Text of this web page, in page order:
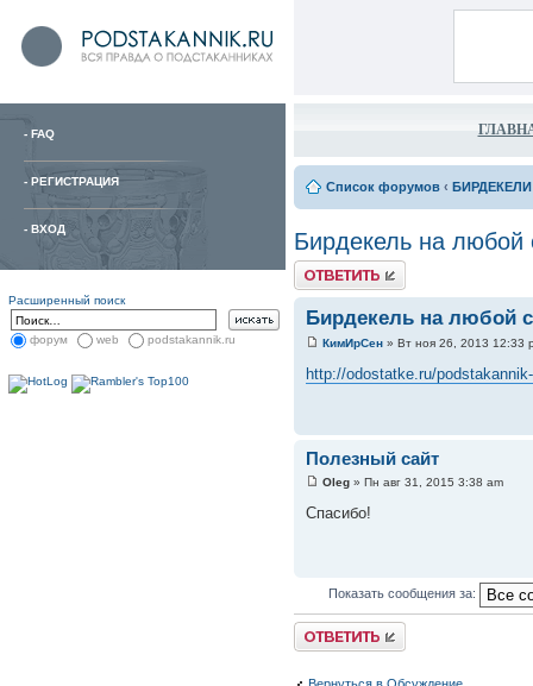
- FAQ
- РЕГИСТРАЦИЯ
- ВХОД
Расширенный поиск
форум web podstakannik.ru
Список форумов ‹ БИРДЕКЕЛИ
Бирдекель на любой
Бирдекель на любой
КимИрСен » Вт ноя 26, 2013 12:33
http://odostatke.ru/
Полезный сайт
Oleg » Пн авг 31, 2015 3:38 am
Спасибо!
Показать сообщения за:
Вернуться в Обсуждение